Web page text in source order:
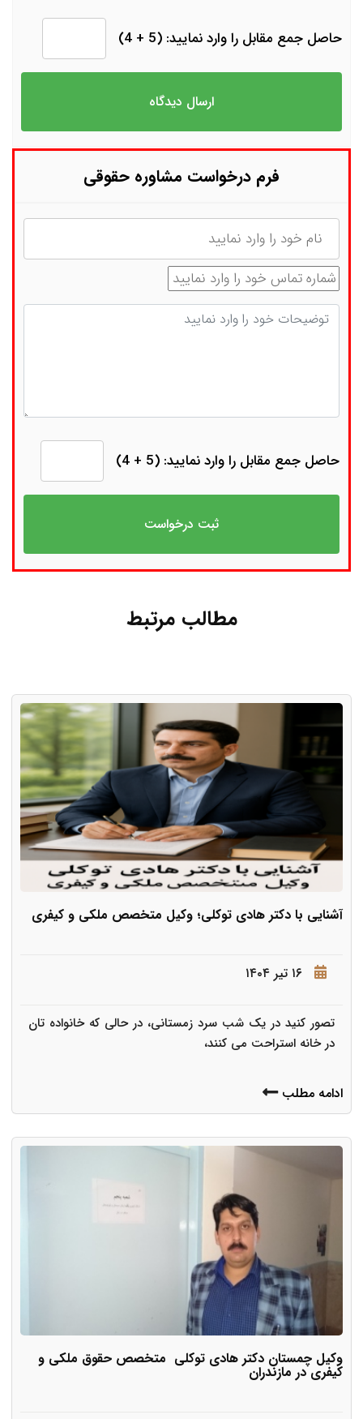
حاصل جمع مقابل را وارد نمایید: (5 + 4)
فرم درخواست مشاوره حقوقی
نام
شماره تماس
توضیحات
حاصل جمع مقابل را وارد نمایید: (5 + 4)
مطالب مرتبط
آشنایی با دکتر هادی توکلی؛ وکیل متخصص ملکی و کیفری
۱۶ تیر ۱۴۰۴
تصور کنید در یک شب سرد زمستانی، در حالی که خانواده تان
در خانه استراحت می کنند،
ادامه مطلب
وکیل چمستان دکتر هادی توکلی متخصص حقوق ملکی و
کیفری در مازندران